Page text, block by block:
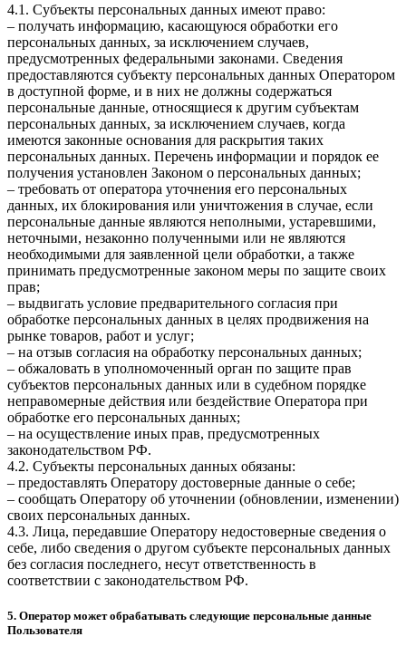
4.1. Субъекты персональных данных имеют право:
– получать информацию, касающуюся обработки его
персональных данных, за исключением случаев,
предусмотренных федеральными законами. Сведения
предоставляются субъекту персональных данных Оператором
в доступной форме, и в них не должны содержаться
персональные данные, относящиеся к другим субъектам
персональных данных, за исключением случаев, когда
имеются законные основания для раскрытия таких
персональных данных. Перечень информации и порядок ее
получения установлен Законом о персональных данных;
– требовать от оператора уточнения его персональных
данных, их блокирования или уничтожения в случае, если
персональные данные являются неполными, устаревшими,
неточными, незаконно полученными или не являются
необходимыми для заявленной цели обработки, а также
принимать предусмотренные законом меры по защите своих
прав;
– выдвигать условие предварительного согласия при
обработке персональных данных в целях продвижения на
рынке товаров, работ и услуг;
– на отзыв согласия на обработку персональных данных;
– обжаловать в уполномоченный орган по защите прав
субъектов персональных данных или в судебном порядке
неправомерные действия или бездействие Оператора при
обработке его персональных данных;
– на осуществление иных прав, предусмотренных
законодательством РФ.
4.2. Субъекты персональных данных обязаны:
– предоставлять Оператору достоверные данные о себе;
– сообщать Оператору об уточнении (обновлении, изменении)
своих персональных данных.
4.3. Лица, передавшие Оператору недостоверные сведения о
себе, либо сведения о другом субъекте персональных данных
без согласия последнего, несут ответственность в
соответствии с законодательством РФ.
5. Оператор может обрабатывать следующие персональные данные
Пользователя